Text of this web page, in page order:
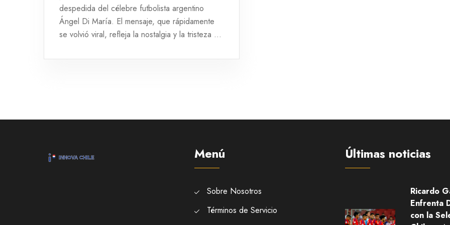
despedida del célebre futbolista argentino
Ángel Di María. El mensaje, que rápidamente
se volvió viral, refleja la nostalgia y la tristeza de
de la infancia, y la conexión emocional de los
Menú
Sobre Nosotros
Términos de Servicio
Últimas noticias
Ricardo
Enfrenta
con la